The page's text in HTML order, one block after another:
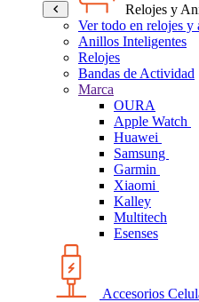
Relojes y
Ver todo en relojes y
Anillos Inteligentes
Relojes
Bandas de Actividad
Marca
OURA
Apple Watch
Huawei
Samsung
Garmin
Xiaomi
Kalley
Multitech
Esenses
Accesorios